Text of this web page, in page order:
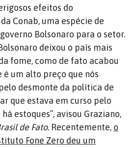
efeitos do
Conab, uma espécie de
Bolsonaro para o setor.
deixou o país mais
fome, como de fato acabou
é um alto preço que nós
desmonte da política de
que estava em curso pelo
estoques”, avisou Graziano,
de Fato. Recentemente, o
Fone Zero deu um